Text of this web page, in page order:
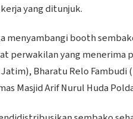
yang ditunjuk.
menyambangi booth
perwakilan yang menerima
Bharatu Relo Fambudi
Masjid Arif Nurul Huda